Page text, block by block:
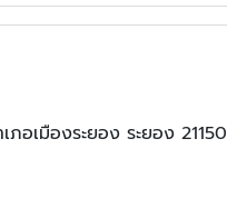
อเมืองระยอง ระยอง 21150